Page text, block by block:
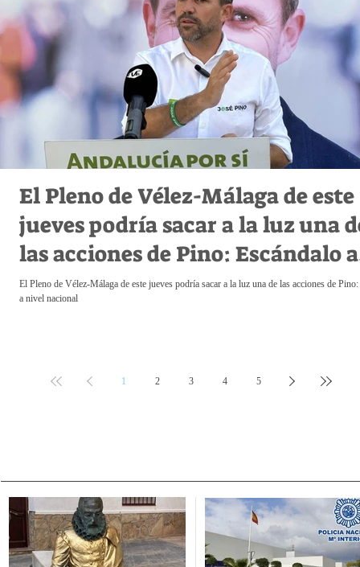
El Pleno de Vélez-Málaga de este
jueves podría sacar a la luz una
las acciones de Pino: Escándalo a
nivel nacional
El Pleno de Vélez-Málaga de este jueves podría sacar a la luz una de las acciones de
a nivel nacional
1 2 3 4 5